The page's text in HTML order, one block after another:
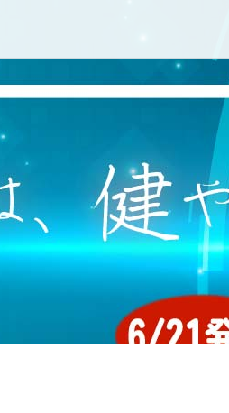
テ
ツ
ス
ッ
プ
ドクターイシイのエ
ディ化粧品 下関サロ